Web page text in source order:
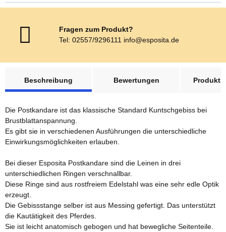
Fragen zum Produkt?
Tel: 02557/9296111 info@esposita.de
Beschreibung
Bewertungen
Die Postkandare ist das klassische Standard Kuntschgebiss bei
Brustblattanspannung.
Es gibt sie in verschiedenen Ausführungen die unterschiedliche
Einwirkungsmöglichkeiten erlauben.
Bei dieser Esposita Postkandare sind die Leinen in drei
unterschiedlichen Ringen verschnallbar.
Diese Ringe sind aus rostfreiem Edelstahl was eine sehr edle Optik
erzeugt.
Die Gebissstange selber ist aus Messing gefertigt. Das unterstützt
die Kautätigkeit des Pferdes.
Sie ist leicht anatomisch gebogen und hat bewegliche Seitenteile.